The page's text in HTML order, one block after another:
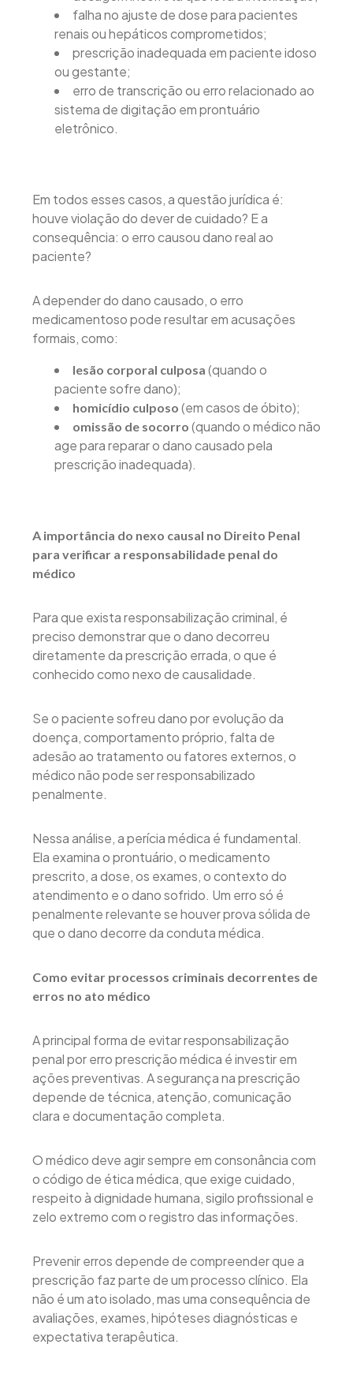
falha no ajuste de dose para pacientes
renais ou hepáticos comprometidos;
prescrição inadequada em paciente idoso
ou gestante;
erro de transcrição ou erro relacionado ao
sistema de digitação em prontuário
eletrônico.
Em todos esses casos, a questão jurídica é:
houve violação do dever de cuidado? E a
consequência: o erro causou dano real ao
paciente?
A depender do dano causado, o erro
medicamentoso pode resultar em acusações
formais, como:
lesão corporal culposa (quando o
paciente sofre dano);
homicídio culposo (em casos de óbito);
omissão de socorro (quando o médico não
age para reparar o dano causado pela
prescrição inadequada).
A importância do nexo causal no Direito Penal
para verificar a responsabilidade penal do
médico
Para que exista responsabilização criminal, é
preciso demonstrar que o dano decorreu
diretamente da prescrição errada, o que é
conhecido como nexo de causalidade.
Se o paciente sofreu dano por evolução da
doença, comportamento próprio, falta de
adesão ao tratamento ou fatores externos, o
médico não pode ser responsabilizado
penalmente.
Nessa análise, a perícia médica é fundamental.
Ela examina o prontuário, o medicamento
prescrito, a dose, os exames, o contexto do
atendimento e o dano sofrido. Um erro só é
penalmente relevante se houver prova sólida de
que o dano decorre da conduta médica.
Como evitar processos criminais decorrentes de
erros no ato médico
A principal forma de evitar responsabilização
penal por erro prescrição médica é investir em
ações preventivas. A segurança na prescrição
depende de técnica, atenção, comunicação
clara e documentação completa.
O médico deve agir sempre em consonância com
o código de ética médica, que exige cuidado,
respeito à dignidade humana, sigilo profissional e
zelo extremo com o registro das informações.
Prevenir erros depende de compreender que a
prescrição faz parte de um processo clínico. Ela
não é um ato isolado, mas uma consequência de
avaliações, exames, hipóteses diagnósticas e
expectativa terapêutica.